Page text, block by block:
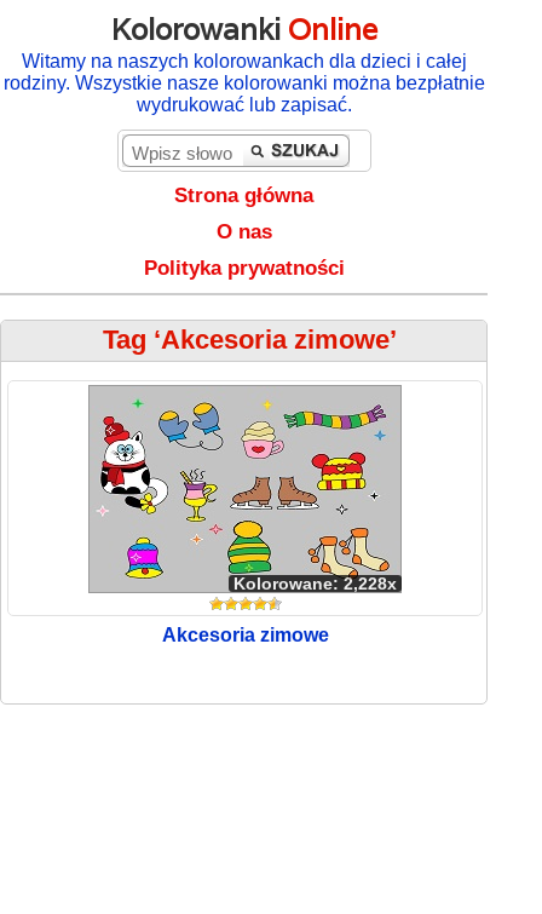
Kolorowanki Online
Witamy na naszych kolorowankach dla dzieci i całej
rodziny. Wszystkie nasze kolorowanki można bezpłatnie
wydrukować lub zapisać.
Strona główna
O nas
Polityka prywatności
Tag ‘Akcesoria zimowe’
Kolorowane: 2,228x
Akcesoria zimowe